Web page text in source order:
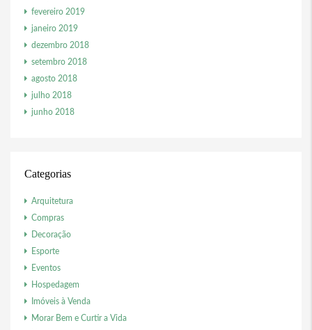
fevereiro 2019
janeiro 2019
dezembro 2018
setembro 2018
agosto 2018
julho 2018
junho 2018
Categorias
Arquitetura
Compras
Decoração
Esporte
Eventos
Hospedagem
Imóveis à Venda
Morar Bem e Curtir a Vida